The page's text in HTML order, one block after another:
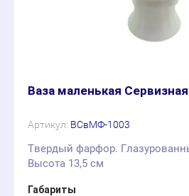
Ваза маленькая
Артикул: ВСвМФ-1003
Твердый фарфор.
Высота 13,5 см
Габариты